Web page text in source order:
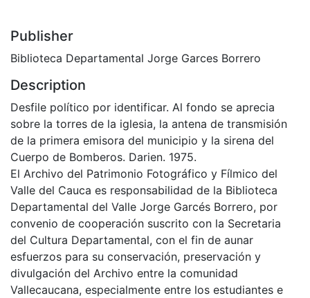
Publisher
Biblioteca Departamental Jorge Garces Borrero
Description
Desfile político por identificar. Al fondo se aprecia
sobre la torres de la iglesia, la antena de transmisión
de la primera emisora del municipio y la sirena del
Cuerpo de Bomberos. Darien. 1975.
El Archivo del Patrimonio Fotográfico y Fílmico del
Valle del Cauca es responsabilidad de la Biblioteca
Departamental del Valle Jorge Garcés Borrero, por
convenio de cooperación suscrito con la Secretaria
del Cultura Departamental, con el fin de aunar
esfuerzos para su conservación, preservación y
divulgación del Archivo entre la comunidad
Vallecaucana, especialmente entre los estudiantes e